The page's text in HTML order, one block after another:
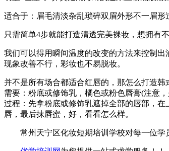
适合于：眉毛清淡杂乱琐碎双眉外形不一眉
只需简单4步就能打造清透完美裸妆，想拥有
我们可以得用瞬间温度的改变的方法来控制
现象改善不行，彩妆也不易脱妆。
并不是所有场合都适合红唇的，那怎么打造韩
需要：粉底或修饰乳，橘色或粉色唇膏(注意
过程：先拿粉底或修饰乳遮掉全部的唇部，
唇，最后抹唇蜜，好，看看怎么样。
常州天宁区化妆短期培训学校对每一位